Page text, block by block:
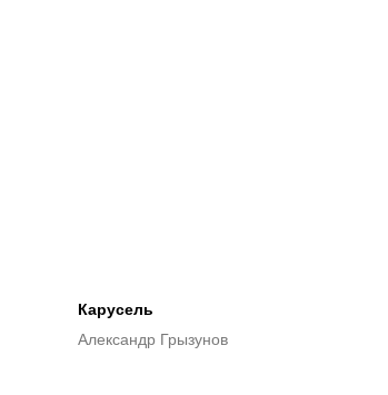
Карусель
Александр Грызунов